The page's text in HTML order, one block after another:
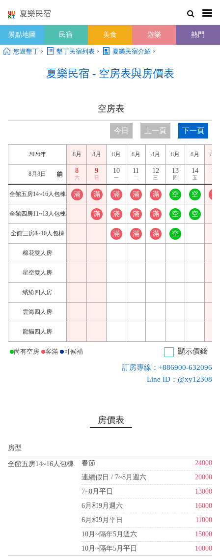
夏樂民宿
景點地圖 民宿 美食 遊樂 熱門
悠遊墾丁 › 墾丁民宿列表 › 夏樂民宿介紹 ›
夏樂民宿 - 空房表與房價表
空房表
今日 上一頁 下一頁
2026年
全館五房14~16人包棟
全館四房11~13人包棟
全館三房8~10人包棟
棉花雙人房
星空雙人房
繽紛四人房
雲海四人房
龍貓四人房
8月
8
六
滿
8月
9
日
滿
滿
8月
10
一
滿
滿
滿
8月
11
二
滿
滿
滿
8月
12
三
滿
滿
滿
8月
13
四
空
空
空
8月
14
五
空
空
8月
15
滿
尚有空房 客滿 可候補 顯示價錢
訂房專線：+886900-632096
Line ID：@xy12308
房價表
房型
全館五房14~16人包棟 春節
24000
連續假日 / 7~8月週六
20000
7~8月平日
13000
6月和9月週六
16000
6月和9月平日
11000
10月~隔年5月週六
15000
10月~隔年5月平日
10000